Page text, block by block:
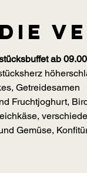
ab
Getreidesamen
Fruchtjoghurt,
Gemüse,